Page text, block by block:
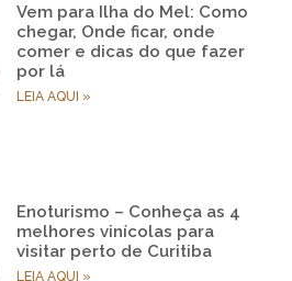
Vem para Ilha do Mel: Como
chegar, Onde ficar, onde
comer e dicas do que fazer
por lá
LEIA AQUI »
Enoturismo – Conheça as 4
melhores vinícolas para
visitar perto de Curitiba
LEIA AQUI »